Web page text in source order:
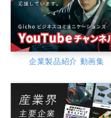
企業製品紹介 動画集